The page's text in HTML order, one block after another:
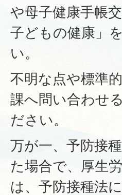
や母子健康手帳
子どもの健康」
い。
不明な点や標準
課へ問い合わせ
ださい。
万が一、予防接
た場合で、厚生
は、予防接種法